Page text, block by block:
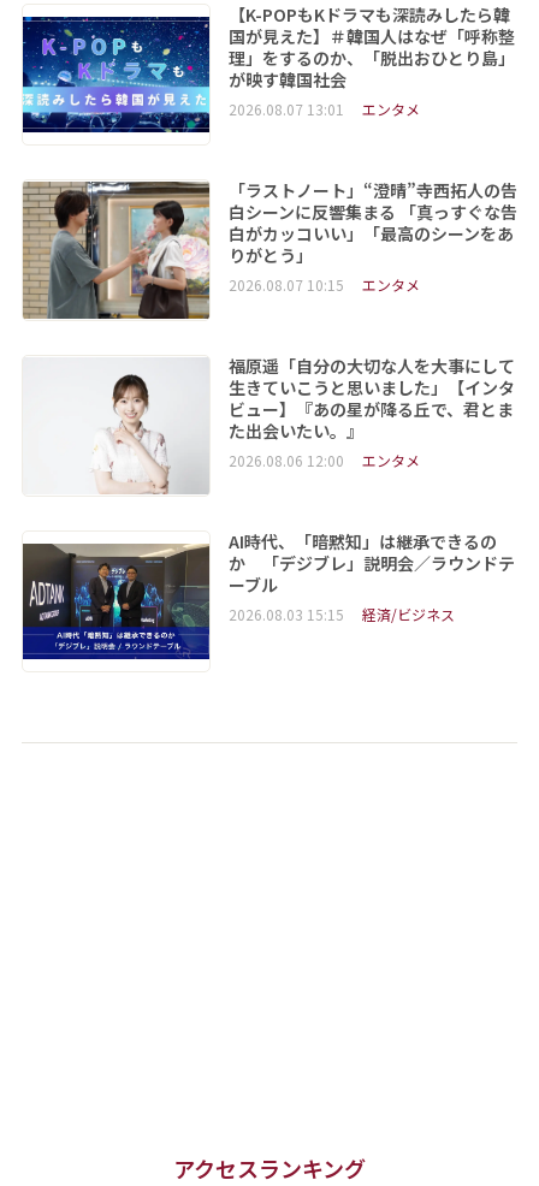
【K-POPもKドラマも深読みしたら韓
国が見えた】＃韓国人はなぜ「呼称整
理」をするのか、「脱出おひとり島」
が映す韓国社会
2026.08.07 13:01 エンタメ
「ラストノート」“澄晴”寺西拓人の告
白シーンに反響集まる 「真っすぐな告
白がカッコいい」「最高のシーンをあ
りがとう」
2026.08.07 10:15 エンタメ
福原遥「自分の大切な人を大事にして
生きていこうと思いました」【インタ
ビュー】『あの星が降る丘で、君とま
た出会いたい。』
2026.08.06 12:00 エンタメ
AI時代、「暗黙知」は継承できるの
か 「デジブレ」説明会／ラウンドテ
ーブル
2026.08.03 15:15 経済/ビジネス
アクセスランキング